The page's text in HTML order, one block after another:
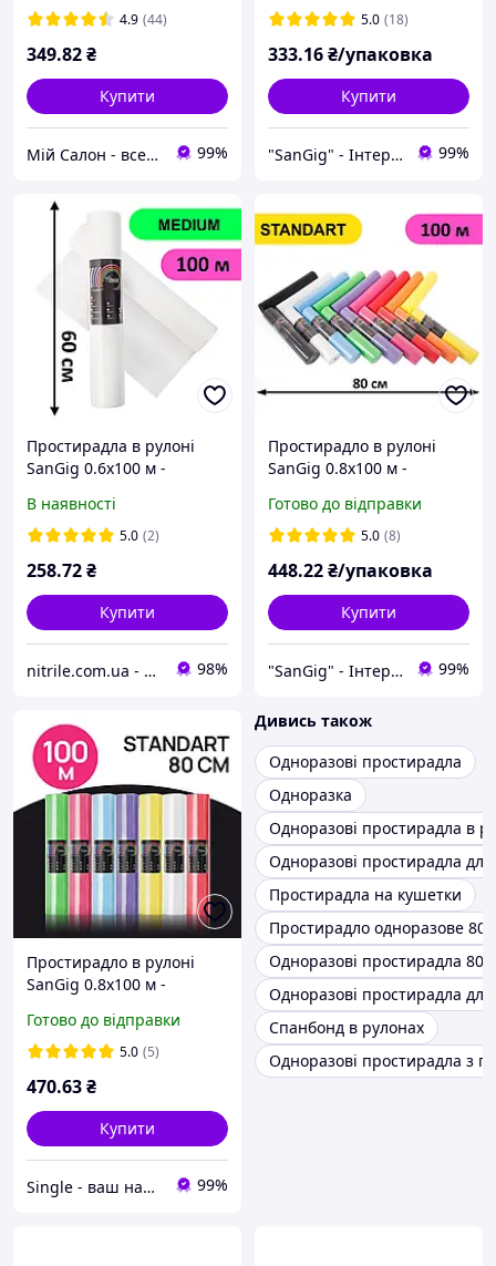
4.9 (44)
349.82₴
Купити
Мій Салон - все для вашого салону! 99%
5.0 (18)
333.16₴/упаковка
Купити
"SanGig" - Інтернет-магазин 99%
Простирадла в рулоні
SanGig 0.6х100 м -
В наявності
5.0 (2)
258.72₴
Купити
nitrile.com.ua - гуртівня рукавичок та не тільки! 98%
Простирадло в рулоні
SanGig 0.8х100 м -
Готово до відправки
5.0 (8)
448.22₴/упаковка
Купити
"SanGig" - Інтернет-магазин 99%
Простирадло в рулоні
SanGig 0.8х100 м -
Готово до відправки
5.0 (5)
470.63₴
Купити
Single - ваш надійний партнер! 99%
Дивись також
Одноразові простирадла
Одноразка
Одноразові простирадла в
Одноразові простирадла
Простирадла на кушетки
Простирадло одноразове 80
Одноразові простирадла
Одноразові простирадла
Спанбонд в рулонах
Одноразові простирадла з